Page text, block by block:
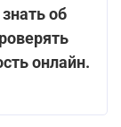
об
онлайн.